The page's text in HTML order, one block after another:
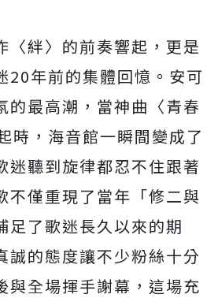
絆〉的前奏響起， 更是
20年前的集體回憶。 安可
的最高潮，當神曲〈青春
時，海音館一瞬間變成了
迷聽到旋律都忍不住跟著
不僅重現了當年「修二與
足了歌迷長久以來的期
誠的態度讓不少粉絲十分
與全場揮手謝幕， 這場充